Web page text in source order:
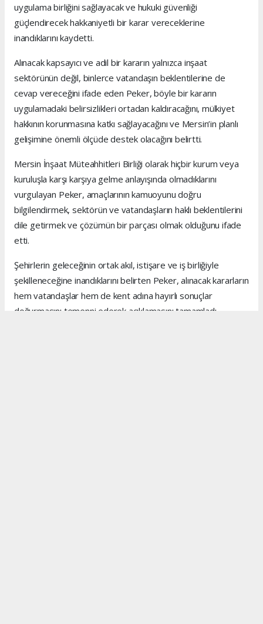
uygulama birliğini sağlayacak ve hukuki güvenliği
güçlendirecek hakkaniyetli bir karar vereceklerine
inandıklarını kaydetti.
Alınacak kapsayıcı ve adil bir kararın yalnızca inşaat
sektörünün değil, binlerce vatandaşın beklentilerine de
cevap vereceğini ifade eden Peker, böyle bir kararın
uygulamadaki belirsizlikleri ortadan kaldıracağını, mülkiyet
hakkının korunmasına katkı sağlayacağını ve Mersin’in planlı
gelişimine önemli ölçüde destek olacağını belirtti.
Mersin İnşaat Müteahhitleri Birliği olarak hiçbir kurum veya
kuruluşla karşı karşıya gelme anlayışında olmadıklarını
vurgulayan Peker, amaçlarının kamuoyunu doğru
bilgilendirmek, sektörün ve vatandaşların haklı beklentilerini
dile getirmek ve çözümün bir parçası olmak olduğunu ifade
etti.
Şehirlerin geleceğinin ortak akıl, istişare ve iş birliğiyle
şekilleneceğine inandıklarını belirten Peker, alınacak kararların
hem vatandaşlar hem de kent adına hayırlı sonuçlar
doğurmasını temenni ederek açıklamasını tamamladı.